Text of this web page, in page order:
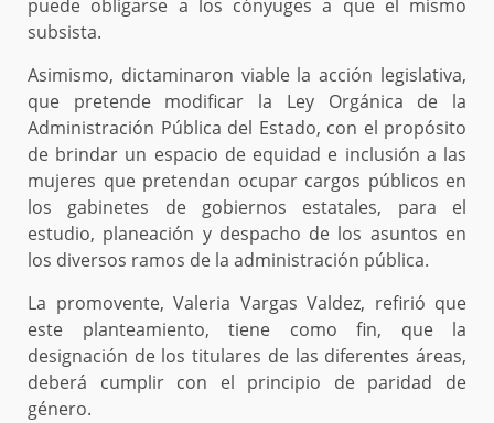
puede obligarse a los cónyuges a que el mismo
subsista.
Asimismo, dictaminaron viable la acción legislativa,
que pretende modificar la Ley Orgánica de la
Administración Pública del Estado, con el propósito
de brindar un espacio de equidad e inclusión a las
mujeres que pretendan ocupar cargos públicos en
los gabinetes de gobiernos estatales, para el
estudio, planeación y despacho de los asuntos en
los diversos ramos de la administración pública.
La promovente, Valeria Vargas Valdez, refirió que
este planteamiento, tiene como fin, que la
designación de los titulares de las diferentes áreas,
deberá cumplir con el principio de paridad de
género.